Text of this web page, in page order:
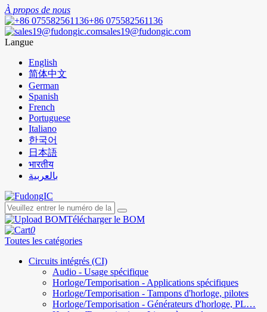
À propos de nous
+86 075582561136
sales19@fudongic.com
Langue
English
简体中文
German
Spanish
French
Portuguese
Italiano
한국어
日本語
भारतीय
بالعربية
Télécharger le BOM
0
Toutes les catégories
Circuits intégrés (CI)
Audio - Usage spécifique
Horloge/Temporisation - Applications spécifiques
Horloge/Temporisation - Tampons d'horloge, pilotes
Horloge/Temporisation - Générateurs d'horloge, PL…